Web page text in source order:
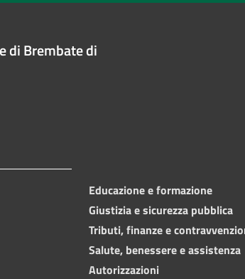
di Brembate di
Educazione e formazione
Giustizia e sicurezza pubblica
Tributi, finanze e
Salute, benessere e assistenza
Autorizzazioni